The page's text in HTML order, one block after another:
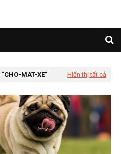
CHO-MAT-XE Hiển thị tất cả